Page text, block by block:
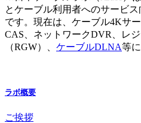
とケーブル利用者へのサービ
です。現在は、ケーブル4Kサ
CAS、ネットワークDVR、レ
（RGW）、 ケーブルDLNA等
ラボ概要
ご挨拶